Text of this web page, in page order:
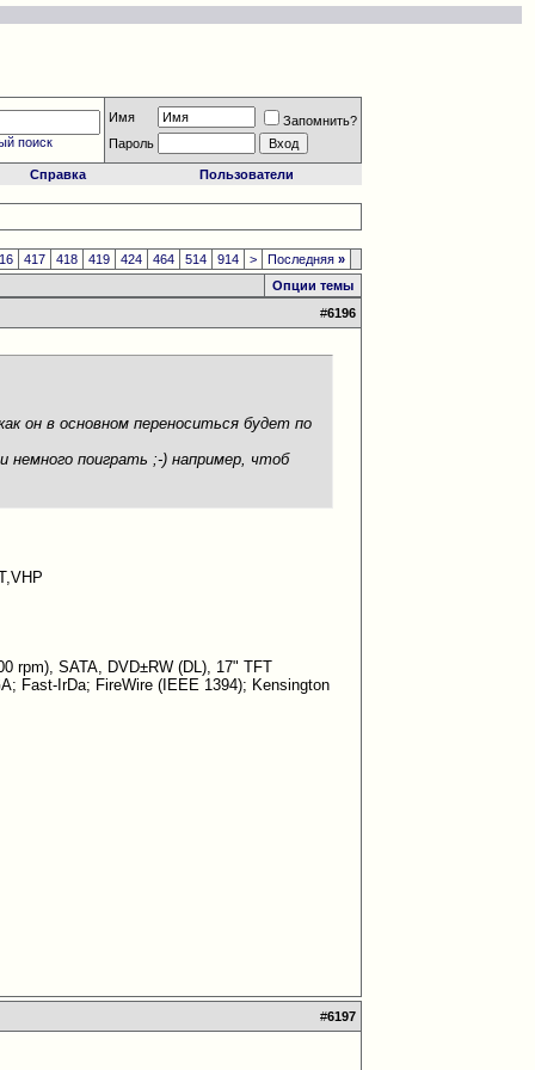
поиск
Имя
Запомнить?
Пароль
Справка Пользователи
417 418 419 424 464 514 914 > Последняя»
Опции темы
#6196
он в основном переноситься будет по
поиграть ;-) например, чтоб
rpm), SATA, DVD±RW (DL), 17" TFT
Fast-IrDa; FireWire (IEEE 1394); Kensington
#6197